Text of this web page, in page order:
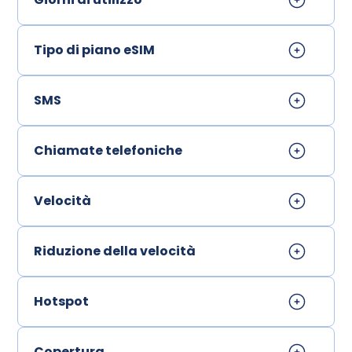
Tipo di piano eSIM
SMS
Chiamate telefoniche
Velocità
Riduzione della velocità
Hotspot